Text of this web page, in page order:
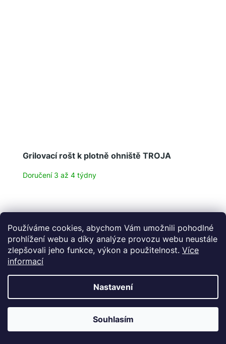
Používáme cookies, abychom Vám umožnili pohodlné
prohlížení webu a díky analýze provozu webu neustále
zlepšovali jeho funkce, výkon a použitelnost. Více
informací
Nastavení
Souhlasím
Grilovací rošt k plotně ohniště TROJA
Doručení 3 až 4 týdny
Objevte grilování z nové perspektivy! Kdo rád
griluje maso nebo zeleninu, pořídí se ke grilovací
plotně ještě tento grilovací rošt! Toto příslušenství
patří ke kruhovým ohništím...